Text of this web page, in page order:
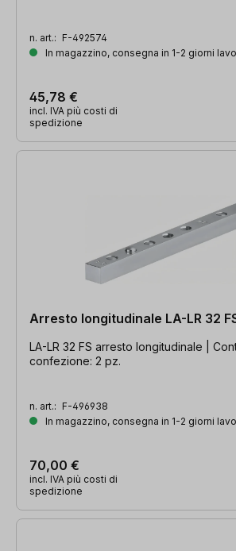
n. art.: F-492574
In magazzino, consegna in 1-2 giorni
45,78 €
incl. IVA più costi di
spedizione
Arresto longitudinale LA-LR 32
LA-LR 32 FS arresto longitudinale |
confezione: 2 pz.
n. art.: F-496938
In magazzino, consegna in 1-2 giorni
70,00 €
incl. IVA più costi di
spedizione